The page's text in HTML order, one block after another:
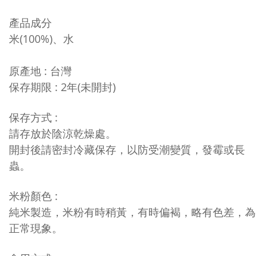
產品成分
米(100%)、水
原產地 : 台灣
保存期限 : 2年(未開封)
保存方式 :
請存放於陰涼乾燥處。
開封後請密封冷藏保存， 以防受潮變質，發霉或長
蟲。
米粉顏色 :
純米製造，米粉有時稍黃，有時偏褐，略有色差，為
正常現象。